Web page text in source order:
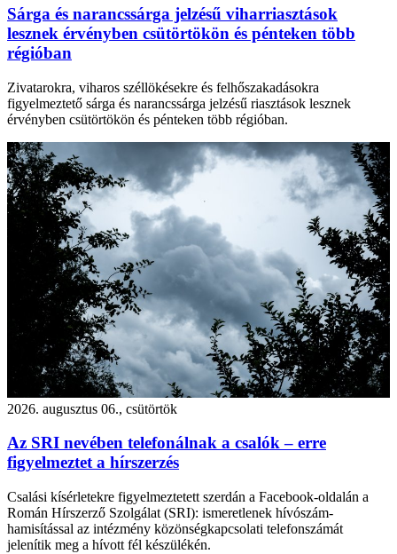
Sárga és narancssárga jelzésű viharriasztások
lesznek érvényben csütörtökön és pénteken több
régióban
Zivatarokra, viharos széllökésekre és felhőszakadásokra
figyelmeztető sárga és narancssárga jelzésű riasztások lesznek
érvényben csütörtökön és pénteken több régióban.
2026. augusztus 06., csütörtök
Az SRI nevében telefonálnak a csalók – erre
figyelmeztet a hírszerzés
Csalási kísérletekre figyelmeztetett szerdán a Facebook-oldalán a
Román Hírszerző Szolgálat (SRI): ismeretlenek hívószám-
hamisítással az intézmény közönségkapcsolati telefonszámát
jelenítik meg a hívott fél készülékén.